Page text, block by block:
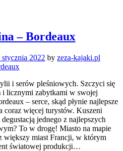
– Bordeaux
stycznia 2022 by zeza-kajaki.pl
i serów pleśniowych. Szczyci się
i licznymi zabytkami w swojej
– serce, skąd płynie najlepsze
coraz więcej turystów. Kuszeni
jednego z najlepszych
To w drogę! Miasto na mapie
większy miast Francji, w którym
światowej produkcji…